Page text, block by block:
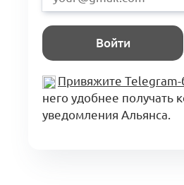
Войти
Привяжите Telegram-
него удобнее получать
уведомления Альянса.